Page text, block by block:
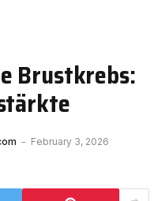
Brustkrebs:
February 3, 2026